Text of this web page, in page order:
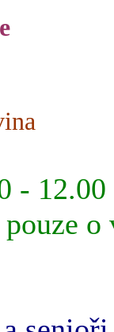
-
o